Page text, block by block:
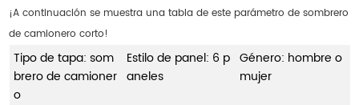
¡A continuación se muestra una tabla de este parámetro de sombrero
de camionero corto!
Tipo de tapa: som
brero de camioner
o
Estilo de panel: 6 p
aneles
Género: hombre o
mujer